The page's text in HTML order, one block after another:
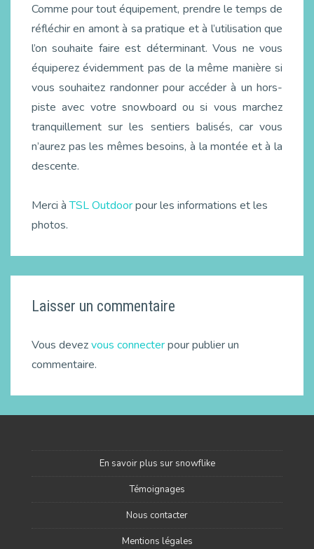
Comme pour tout équipement, prendre le temps de
réfléchir en amont à sa pratique et à l’utilisation que
l’on souhaite faire est déterminant. Vous ne vous
équiperez évidemment pas de la même manière si
vous souhaitez randonner pour accéder à un hors-
piste avec votre snowboard ou si vous marchez
tranquillement sur les sentiers balisés, car vous
n’aurez pas les mêmes besoins, à la montée et à la
descente.
Merci àTSL Outdoorpour les informations et les
photos.
Laisser un commentaire
Vous devezvous connecterpour publier un
commentaire.
En savoir plus sur snowflike
Témoignages
Nous contacter
Mentions légales